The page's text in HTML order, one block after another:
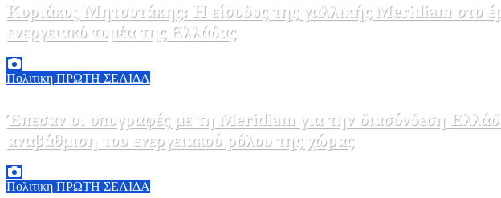
Κυριάκος Μητσοτάκης: Η είσοδος της γαλλικής Meridiam στο
ενεργειακό τομέα της Ελλάδας
Πολιτικη ΠΡΩΤΗ ΣΕΛΙΔΑ
Έπεσαν οι υπογραφές με τη Meridiam για την διασύνδεση
αναβάθμιση του ενεργειακού ρόλου της χώρας
Πολιτικη ΠΡΩΤΗ ΣΕΛΙΔΑ